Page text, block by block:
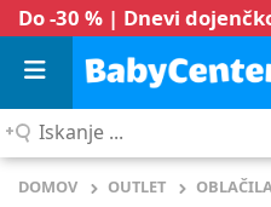
Do -30 % | Dnevi
Iskanje
DOMOV OUTLET